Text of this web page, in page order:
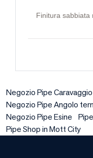
Finitura sabbiata
Negozio Pipe Caravaggio
Negozio Pipe Angolo
Negozio Pipe Esine
Pipe Shop in Mott City